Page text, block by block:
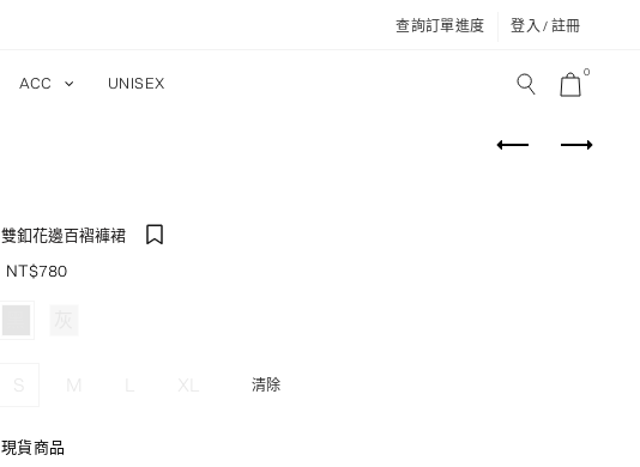
查詢訂單進度 登入 / 註冊
ACC UNISEX
0
雙釦花邊百褶褲裙
NT$780
清除
現貨商品